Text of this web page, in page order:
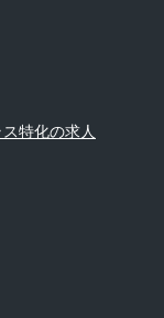
特化の求人